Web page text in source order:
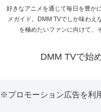
好きなアニメを通じて毎日を豊
メガイド。DMM TVでしか味わえ
を極めたいファンに向けて、
DMM TVで始
※プロモーション広告を利